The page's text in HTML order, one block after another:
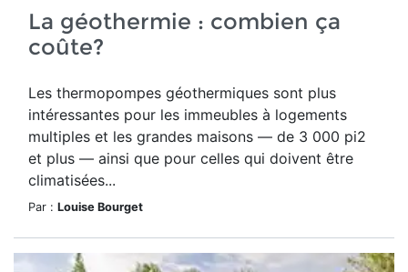
La géothermie : combien ça
coûte?
Les thermopompes géothermiques sont plus
intéressantes pour les immeubles à logements
multiples et les grandes maisons — de 3 000 pi2
et plus — ainsi que pour celles qui doivent être
climatisées...
Par : Louise Bourget